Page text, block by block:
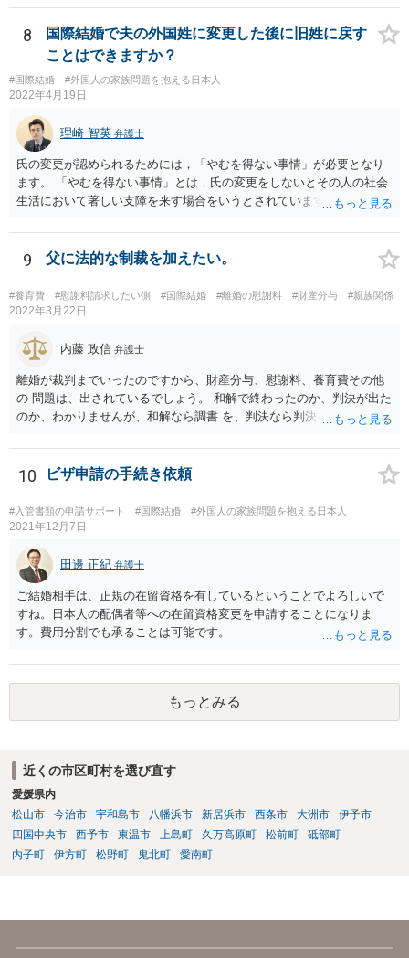
8
国際結婚で夫の外国姓に変更した後に旧姓に戻す
ことはできますか？
#国際結婚 #外国人の家族問題を抱える日本人
2022年4月19日
理崎 智英 弁護士
氏の変更が認められるためには，「やむを得ない事情」が必要となり
ます。 「やむを得ない事情」とは，氏の変更をしないとその人の社会
生活において著しい支障を来す場合をいうとされています。 中国の苗
由は，「やむを得ない事情」には該当しませんので，氏の変更を認め
てもらうことは難しいと思います。
9 父に法的な制裁を加えたい。
#養育費 #慰謝料請求したい側 #国際結婚 #離婚の慰謝料 #財産分与 #親族関係
2022年3月22日
内藤 政信 弁護士
離婚が裁判までいったのですから、財産分与、慰謝料、養育費その他
の 問題は、出されているでしょう。 和解で終わったのか、判決が出た
のか、わかりませんが、和解なら調書 を、判決なら判決を見せてもら
詳しく、双方の主張を 知ることができるでしょう。 疑問のいくつか
は、理解にいたるでしょう。 虐待でもないと、あなたの方から、父親
10 ビザ申請の手続き依頼
#入管書類の申請サポート #国際結婚 #外国人の家族問題を抱える日本人
2021年12月7日
田邊 正紀 弁護士
ご結婚相手は、正規の在留資格を有しているということでよろしいで
すね。日本人の配偶者等への在留資格変更を申請することになりま
す。費用分割でも承ることは可能です。
もっとみる
近くの市区町村を選び直す
愛媛県内
松山市
今治市 宇和島市 八幡浜市 新居浜市 西条市 大洲市
伊予市
四国中央市
西予市 東温市 上島町 久万高原町 松前町
砥部町
内子町
伊方町 松野町 鬼北町 愛南町